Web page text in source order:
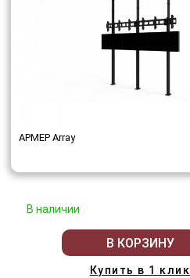
АРМЕР Array
В наличии
В КОРЗИНУ
Купить в 1 клик